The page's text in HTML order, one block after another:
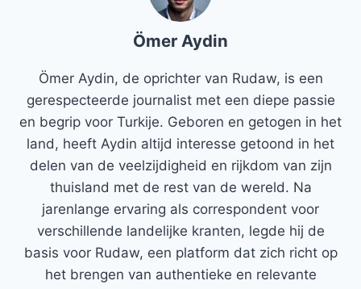
Ömer Aydin
Ömer Aydin, de oprichter van Rudaw, is een
gerespecteerde journalist met een diepe passie
en begrip voor Turkije. Geboren en getogen in het
land, heeft Aydin altijd interesse getoond in het
delen van de veelzijdigheid en rijkdom van zijn
thuisland met de rest van de wereld. Na
jarenlange ervaring als correspondent voor
verschillende landelijke kranten, legde hij de
basis voor Rudaw, een platform dat zich richt op
het brengen van authentieke en relevante